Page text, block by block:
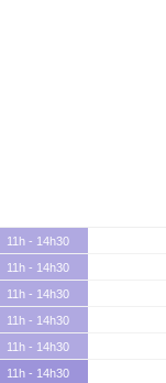
11h - 14h30
11h - 14h30
11h - 14h30
11h - 14h30
11h - 14h30
11h - 14h30